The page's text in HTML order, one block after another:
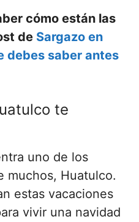
cómo están las
de Sargazo en
debes saber antes
te
uno de los
muchos, Huatulco.
estas vacaciones
vivir una navidad